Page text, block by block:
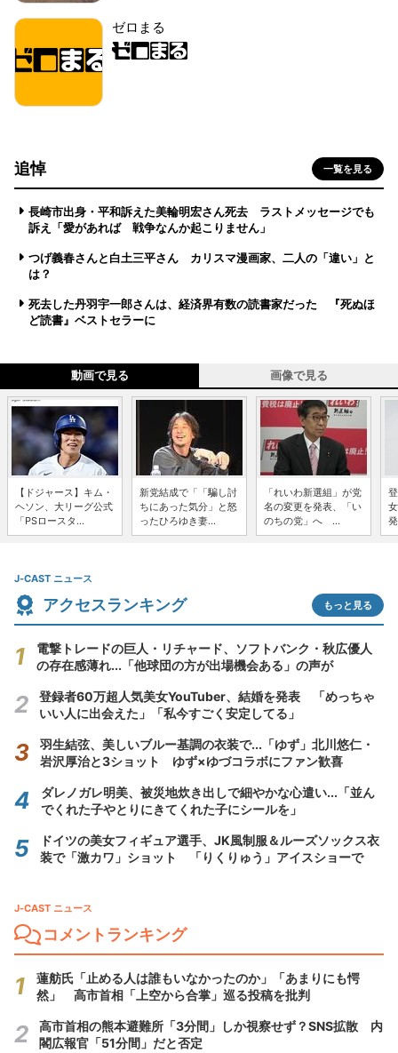
ゼロまる
追悼 一覧を見る
長崎市出身・平和訴えた美輪明宏さん死去 ラストメッセージでも
訴え「愛があれば 戦争なんか起こりません」
つげ義春さんと白土三平さん カリスマ漫画家、二人の「違い」と
は？
死去した丹羽宇一郎さんは、経済界有数の読書家だった 『死ぬほ
ど読書』ベストセラーに
動画で見る 画像で見る
【ドジャース】キム・
ヘソン、大リーグ公式
「PSロースタ...
新党結成で「「騙し討
ちにあった気分」と怒
ったひろゆき妻...
「れいわ新選組」が党
名の変更を発表、「い
のちの党」へ ...
J-CAST ニュース
アクセスランキング もっと見る
電撃トレードの巨人・リチャード、ソフトバンク・秋広優人
の存在感薄れ...「他球団の方が出場機会ある」の声が
登録者60万超人気美女YouTuber、結婚を発表 「めっちゃ
いい人に出会えた」「私今すごく安定してる」
羽生結弦、美しいブルー基調の衣装で...「ゆず」北川悠仁・
岩沢厚治と3ショット ゆず×ゆづコラボにファン歓喜
ダレノガレ明美、被災地炊き出しで細やかな心遣い...「並ん
でくれた子やとりにきてくれた子にシールを」
ドイツの美女フィギュア選手、JK風制服＆ルーズソックス衣
装で「激カワ」ショット 「りくりゅう」アイスショーで
J-CAST ニュース
コメントランキング
蓮舫氏「止める人は誰もいなかったのか」「あまりにも愕
然」 高市首相「上空から合掌」巡る投稿を批判
高市首相の熊本避難所「3分間」しか視察せず？SNS拡散 内
閣広報官「51分間」だと否定